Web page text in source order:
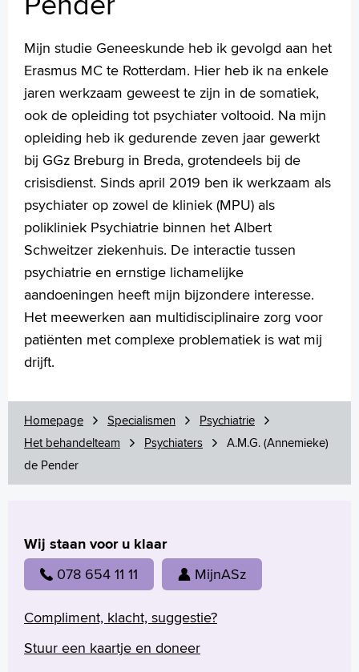
Homepage
Praktische informatie
Specialismen
Werken en leren
Medewerkers
Contact
MijnASz
Verwijzers
Wetenschappelijk onderzoek
Language
Zoeken
English
Türkçe
Arabisch
Mijn studie Geneeskunde heb ik gevolgd aan het
Erasmus MC te Rotterdam. Hier heb ik na enkele
jaren werkzaam geweest te zijn in de somatiek,
ook de opleiding tot psychiater voltooid. Na mijn
opleiding heb ik gedurende zeven jaar gewerkt
bij GGz Breburg in Breda, grotendeels bij de
crisisdienst. Sinds april 2019 ben ik werkzaam als
psychiater op zowel de kliniek (MPU) als
polikliniek Psychiatrie binnen het Albert
Schweitzer ziekenhuis. De interactie tussen
psychiatrie en ernstige lichamelijke
aandoeningen heeft mijn bijzondere interesse.
Het meewerken aan multidisciplinaire zorg voor
patiënten met complexe problematiek is wat mij
drijft.
Homepage Specialismen
Psychiatrie
Het behandelteam
Psychiaters
A.M.G. (Annemieke)
de Pender
Wij staan voor u klaar
078 654 11 11 MijnASz
Compliment, klacht, suggestie?
Stuur een kaartje en doneer